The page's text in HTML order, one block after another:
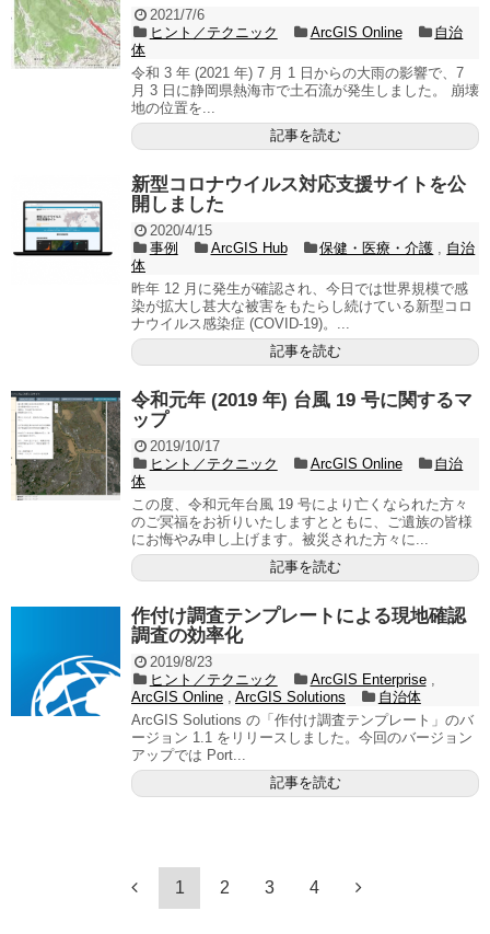
2021/7/6
ヒント／テクニック
ArcGIS Online
自治
体
令和 3 年 (2021 年) 7 月 1 日からの大雨の影響で、7
月 3 日に静岡県熱海市で土石流が発生しました。 崩壊
地の位置を...
記事を読む
新型コロナウイルス対応支援サイトを公
開しました
2020/4/15
事例
ArcGIS Hub 保健・医療・介護
自治
体
昨年 12 月に発生が確認され、今日では世界規模で感
染が拡大し甚大な被害をもたらし続けている新型コロ
ナウイルス感染症 (COVID-19)。...
記事を読む
令和元年 (2019 年) 台風 19 号に関するマ
ップ
2019/10/17
ヒント／テクニック
ArcGIS Online
自治
体
この度、令和元年台風 19 号により亡くなられた方々
のご冥福をお祈りいたしますとともに、ご遺族の皆様
にお悔やみ申し上げます。被災された方々に...
記事を読む
作付け調査テンプレートによる現地確認
調査の効率化
2019/8/23
ヒント／テクニック
ArcGIS Enterprise,
ArcGIS Online
ArcGIS Solutions
自治体
ArcGIS Solutions の「作付け調査テンプレート」のバ
ージョン 1.1 をリリースしました。今回のバージョン
アップでは Port...
記事を読む
1 2 3 4